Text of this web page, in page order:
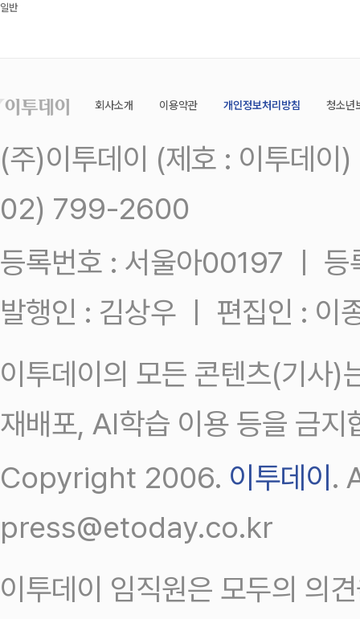
일반
회사소개 이용약관 개인정보처리방침 청소년
(주)이투데이 (제호 : 이투데
02) 799-2600
등록번호 : 서울아00197 ㅣ
발행인 : 김상우 ㅣ 편집인 : 이
이투데이의 모든 콘텐츠(기사)
재배포, AI학습 이용 등을 금지
Copyright 2006. 이투데이.
press@etoday.co.kr
이투데이 임직원은 모두의 의